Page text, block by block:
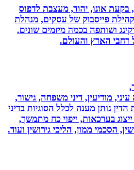
אונו, יהוד, מעצבת לדפוס
פייסבוק של עסקים, מנהלת
ושותפה בכמה מיזמים שונים.
הארץ והעולם.
מודיעין, דיני משפחה, גישור,
מענה לכלל הסוגיות בדיני
ייפוי כח מתמשך,
ממון, הליכי גירושין ועוד.